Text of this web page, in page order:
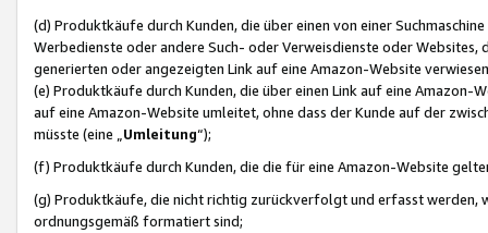
(d) Produktkäufe durch Kunden, die über einen von einer
Werbedienste oder andere Such- oder Verweisdienste oder Websites,
generierten oder angezeigten Link auf eine Amazon-Website
(e) Produktkäufe durch Kunden, die über einen Link auf eine
auf eine Amazon-Website umleitet, ohne dass der Kunde auf der
müsste (eine „ Umleitung“);
(f) Produktkäufe durch Kunden, die die für eine Amazon-Website
(g) Produktkäufe, die nicht richtig zurückverfolgt und erfasst werden,
ordnungsgemäß formatiert sind;